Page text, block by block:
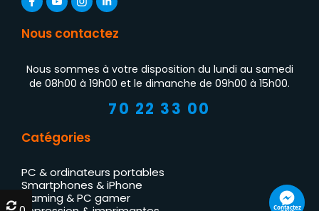
Nous contactez
Nous sommes à votre disposition du lundi au samedi
de 08h00 à 19h00 et le dimanche de 09h00 à 15h00.
70 22 33 00
Catégories
PC & ordinateurs portables
Smartphones & iPhone
Gaming & PC gamer
Contactez